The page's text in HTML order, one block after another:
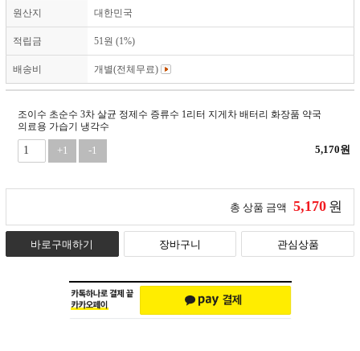
원산지 대한민국
적립금 51원 (1%)
배송비 개별(전체무료)
조이수 초순수 3차 살균 정제수 증류수 1리터 지게차 배터리 화장품 약국
의료용 가습기 냉각수
+1 -1 5,170원
총 상품 금액 5,170 원
바로구매하기 장바구니 관심상품